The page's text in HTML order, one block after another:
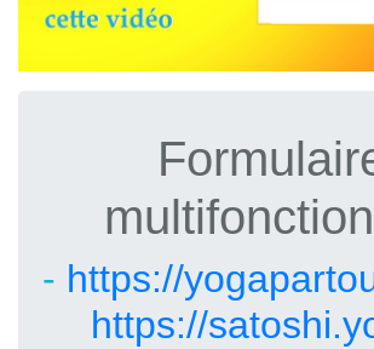
- https://
https://